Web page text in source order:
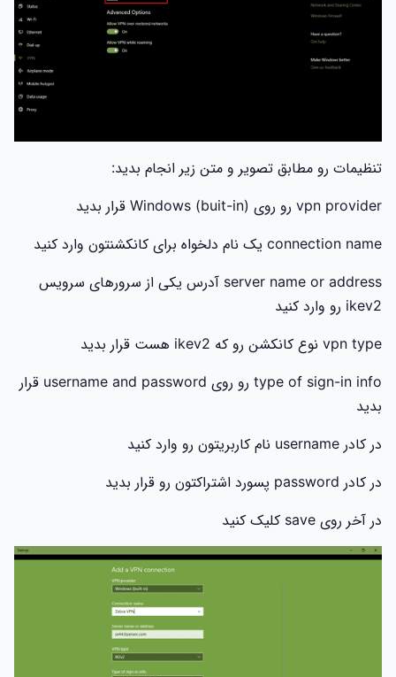
تنظیمات رو مطابق تصویر و متن زیر انجام بدید:
vpn provider رو روی Windows (buit-in) قرار بدید
connection name یک نام دلخواه برای کانکشنتون وارد کنید
server name or address آدرس یکی از سرورهای سرویس
ikev2 رو وارد کنید
vpn type نوع کانکشن رو که ikev2 هست قرار بدید
type of sign-in info رو روی username and password قرار
بدید
در کادر username نام کاربریتون رو وارد کنید
در کادر password پسورد اشتراکتون رو قرار بدید
در آخر روی save کلیک کنید